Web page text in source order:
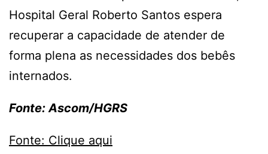
Hospital Geral Roberto Santos espera
recuperar a capacidade de atender de
forma plena as necessidades dos bebês
internados.
Fonte: Ascom/HGRS
Fonte: Clique aqui